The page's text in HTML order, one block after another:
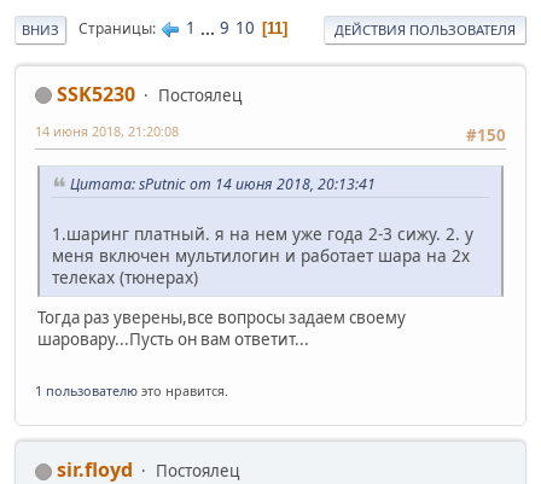
ВНИЗ Страницы 1 ... 9 10 11 ДЕЙСТВИЯ ПОЛЬЗОВАТЕЛЯ
SSK5230
Постоялец
#150
14 июня 2018, 21:20:08
Цитата: sPutnic от 14 июня 2018, 20:13:41
1.шаринг платный. я на нем уже года 2-3 сижу. 2. у
меня включен мультилогин и работает шара на 2х
телеках (тюнерах)
Тогда раз уверены,все вопросы задаем своему
шаровару...Пусть он вам ответит...
1 пользователю это нравится.
sir.floyd
Постоялец